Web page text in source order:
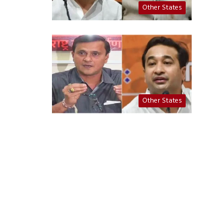
Other States
Other States